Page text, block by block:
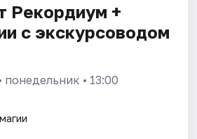
Рекордиум +
с экскурсоводом
понедельник • 13:00